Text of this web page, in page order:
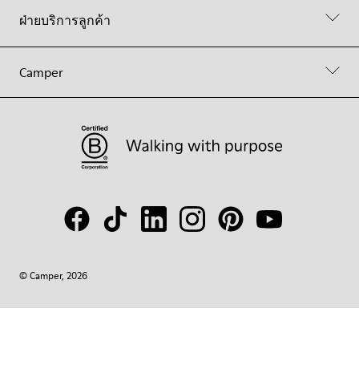
ฝ่ายบริการลูกค้า
Camper
© Camper, 2026